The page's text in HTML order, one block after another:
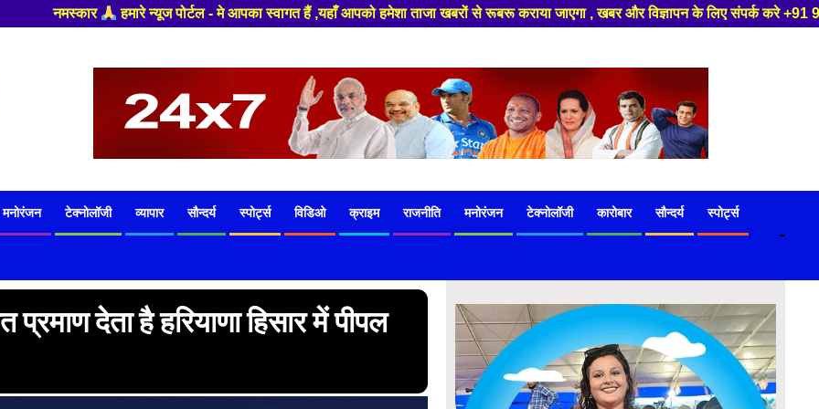
स्वागत हैं ,यहाँ आपको हमेशा ताजा खबरों से रूबरू कराया जाएगा , खबर और विज्ञापन के लिए संपर्क करे +91 97541 60816 ,हमारे यूट्यूब चैनल को
मनोरंजन टेक्नोलॉजी व्यापार सौन्दर्य स्पोर्ट्स विडिओ क्राइम राजनीति मनोरंजन टेक्नोलॉजी कारोबार सौन्दर्य स्पोर्ट्स
-
देता है हरियाणा हिसार में पीपल